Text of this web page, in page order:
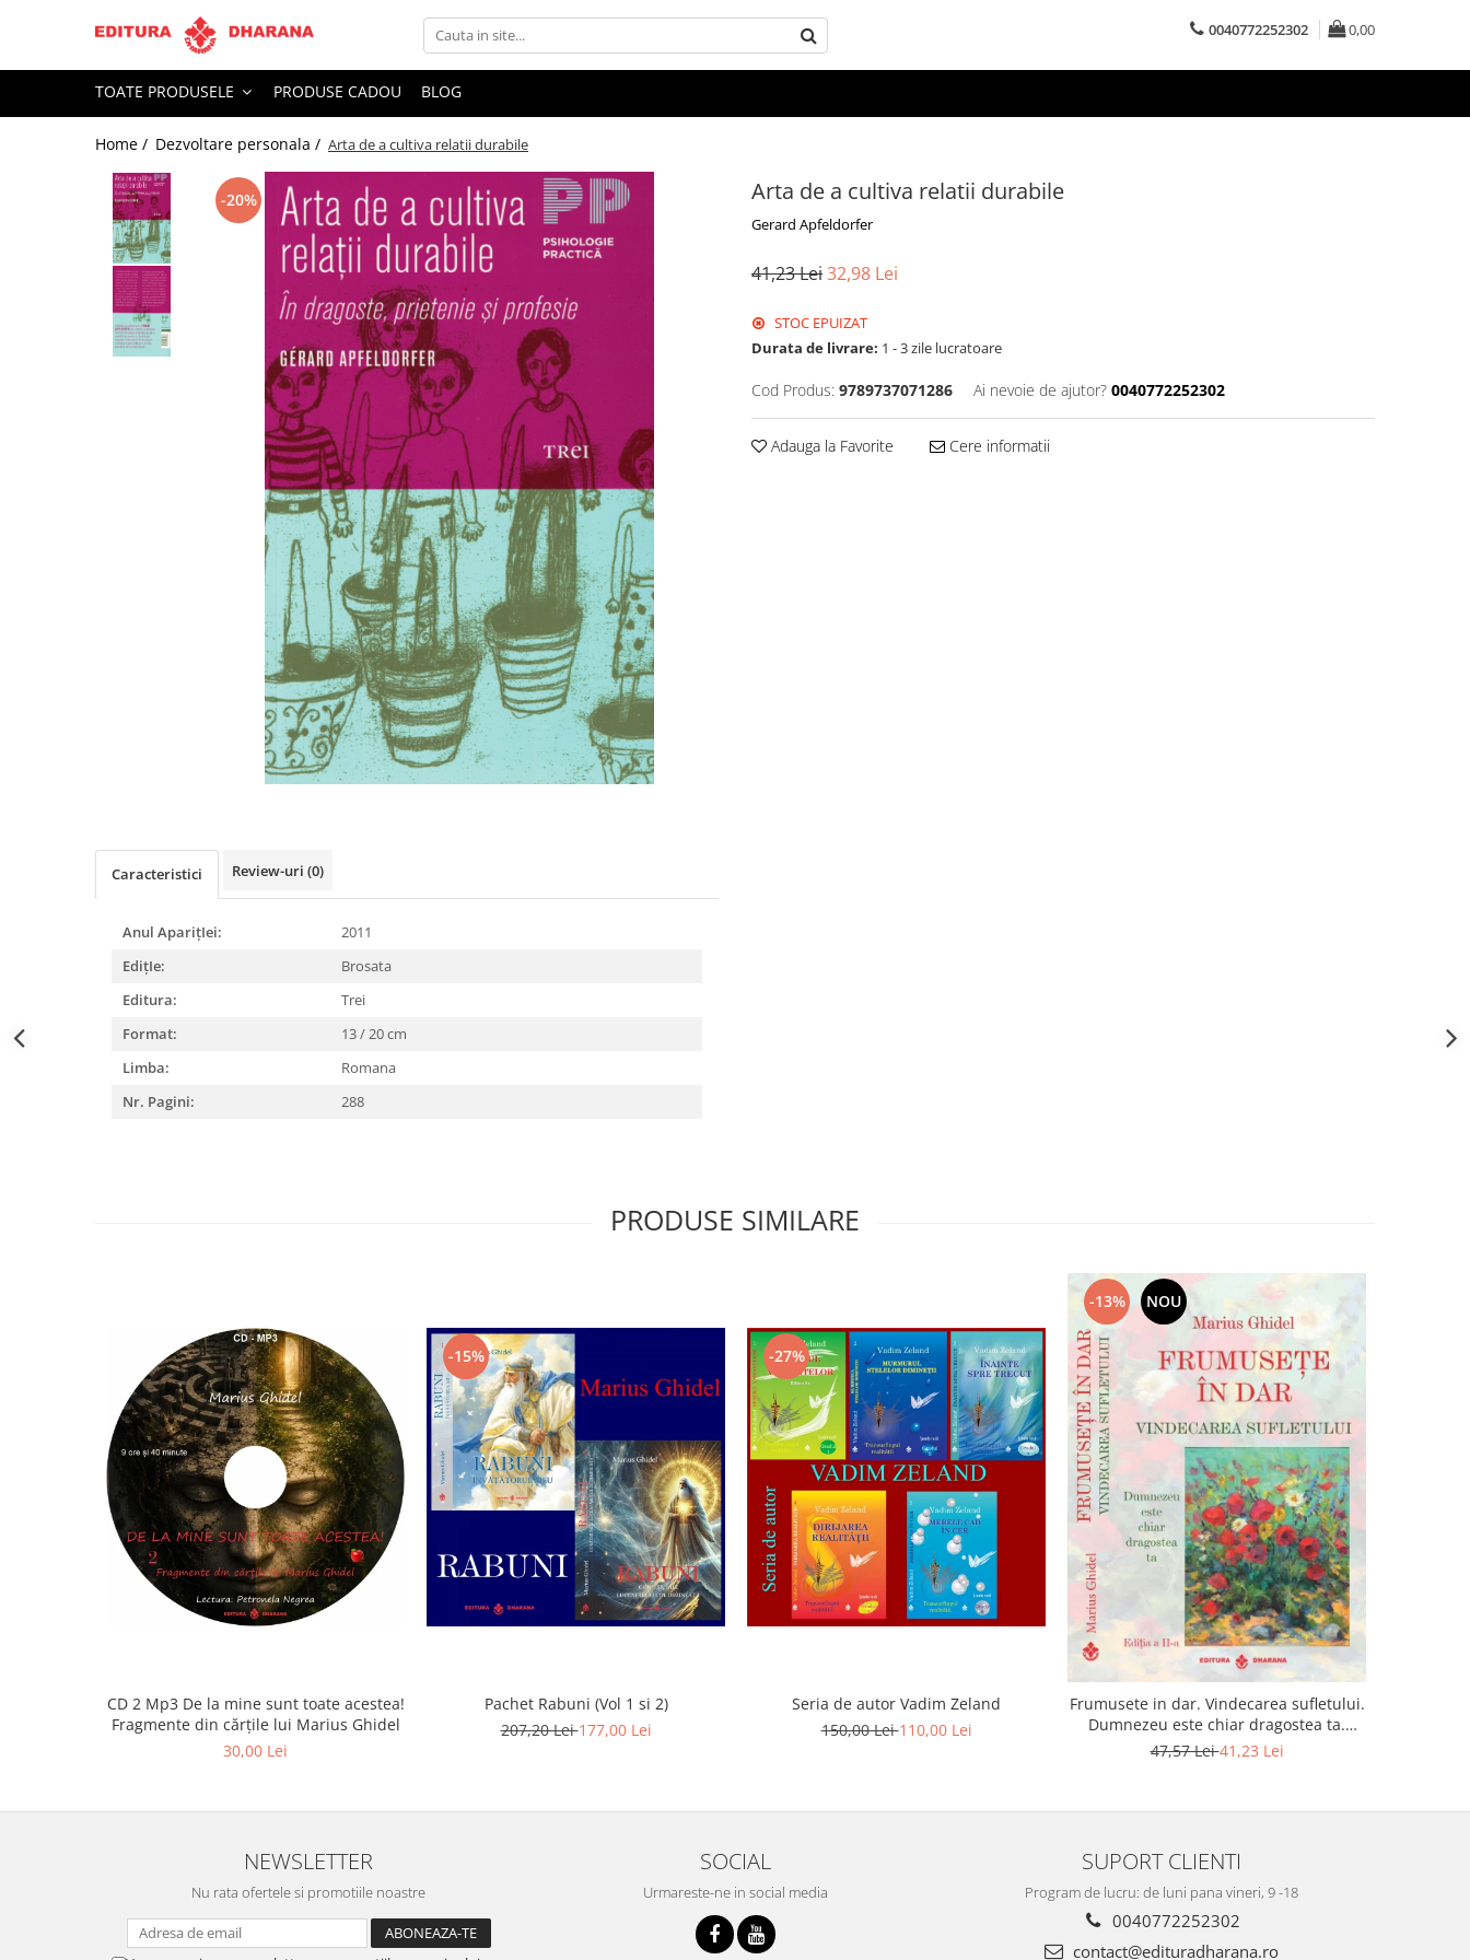
Toate Produsele
CARTI EDITURA DHARANA
OFERTE LA PACHET
Carti cu AUTOGRAF
Dezvoltare personala
0040772252302 0,00
TOATE PRODUSELE PRODUSE CADOU BLOG
Home / Dezvoltare personala / Arta de a cultiva relatii durabile
Arta de a cultiva relatii durabile
Gerard Apfeldorfer
-20%
41,23 Lei32,98 Lei
STOC EPUIZAT
Durata de livrare: 1 - 3 zile lucratoare
Cod Produs: 9789737071286 Ai nevoie de ajutor? 0040772252302
Adauga la Favorite Cere informatii
Caracteristici Review-uri (0)
Anul AparițIei:
2011
EdițIe:
Brosata
Editura:
Trei
Format:
13 / 20 cm
Limba:
Romana
Nr. Pagini:
288
PRODUSE SIMILARE
CD 2 Mp3 De la mine sunt toate acestea!
Fragmente din cărțile lui Marius Ghidel
30,00 Lei
-15%
Pachet Rabuni (Vol 1 si 2)
207,20 Lei177,00 Lei
-27%
Seria de autor Vadim Zeland
150,00 Lei110,00 Lei
-13% NOU
Frumusete in dar. Vindecarea sufletului.
Dumnezeu este chiar dragostea ta.
Editia a 2-a
47,57 Lei41,23 Lei
NEWSLETTER
Nu rata ofertele si promotiile noastre
SOCIAL
Urmareste-ne in social media
SUPORT CLIENTI
Program de lucru: de luni pana vineri, 9 -18
0040772252302
contact@edituradharana.ro